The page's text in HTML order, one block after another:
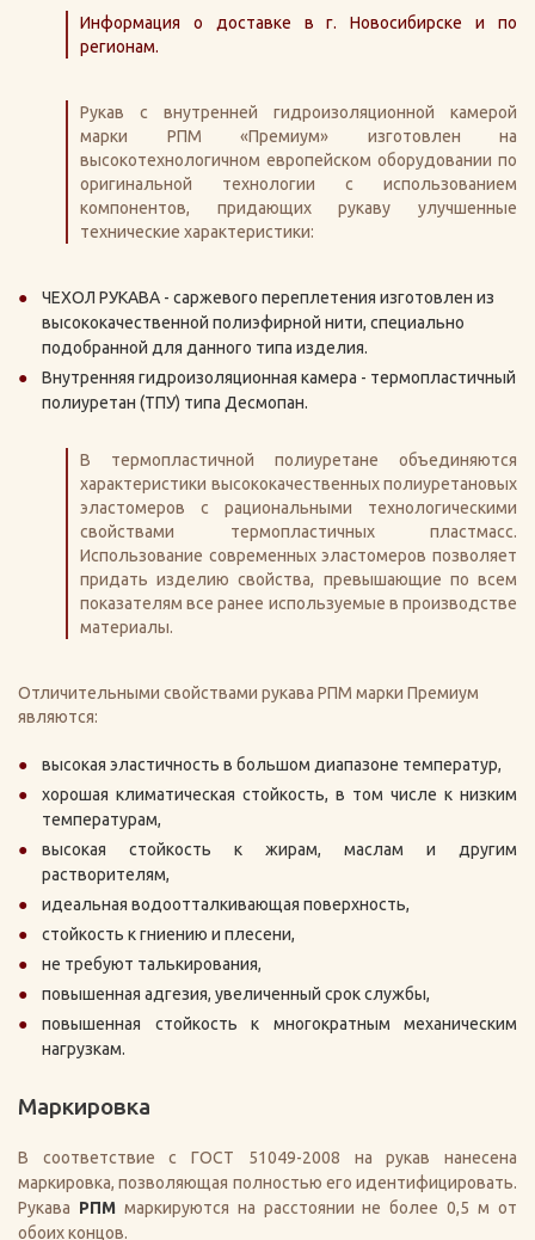
Информация о доставке в г. Новосибирске и по
регионам.
Рукав с внутренней гидроизоляционной камерой
марки РПМ «Премиум» изготовлен на
высокотехнологичном европейском оборудовании по
оригинальной технологии с использованием
компонентов, придающих рукаву улучшенные
технические характеристики:
ЧЕХОЛ РУКАВА - саржевого переплетения изготовлен из
высококачественной полиэфирной нити, специально
подобранной для данного типа изделия.
Внутренняя гидроизоляционная камера - термопластичный
полиуретан (ТПУ) типа Десмопан.
В термопластичной полиуретане объединяются
характеристики высококачественных полиуретановых
эластомеров с рациональными технологическими
свойствами термопластичных пластмасс.
Использование современных эластомеров позволяет
придать изделию свойства, превышающие по всем
показателям все ранее используемые в производстве
материалы.
Отличительными свойствами рукава РПМ марки Премиум
являются:
высокая эластичность в большом диапазоне температур,
хорошая климатическая стойкость, в том числе к низким
температурам,
высокая стойкость к жирам, маслам и другим
растворителям,
идеальная водоотталкивающая поверхность,
стойкость к гниению и плесени,
не требуют талькирования,
повышенная адгезия, увеличенный срок службы,
повышенная стойкость к многократным механическим
нагрузкам.
Маркировка
В соответствие с ГОСТ 51049-2008 на рукав нанесена
маркировка, позволяющая полностью его идентифицировать.
Рукава РПМмаркируются на расстоянии не более 0,5 м от
обоих концов.